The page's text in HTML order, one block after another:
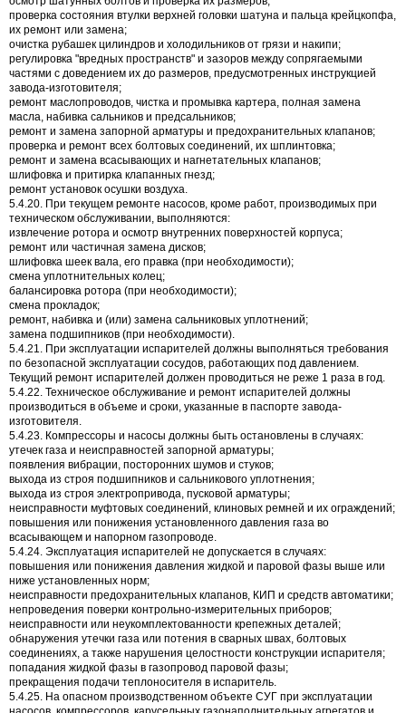
проверка состояния втулки верхней головки шатуна и пальца крейцкопфа,
их ремонт или замена;
очистка рубашек цилиндров и холодильников от грязи и накипи;
регулировка "вредных пространств" и зазоров между сопрягаемыми
частями с доведением их до размеров, предусмотренных инструкцией
завода-изготовителя;
ремонт маслопроводов, чистка и промывка картера, полная замена
масла, набивка сальников и предсальников;
ремонт и замена запорной арматуры и предохранительных клапанов;
проверка и ремонт всех болтовых соединений, их шплинтовка;
ремонт и замена всасывающих и нагнетательных клапанов;
шлифовка и притирка клапанных гнезд;
ремонт установок осушки воздуха.
5.4.20. При текущем ремонте насосов, кроме работ, производимых при
техническом обслуживании, выполняются:
извлечение ротора и осмотр внутренних поверхностей корпуса;
ремонт или частичная замена дисков;
шлифовка шеек вала, его правка (при необходимости);
смена уплотнительных колец;
балансировка ротора (при необходимости);
смена прокладок;
ремонт, набивка и (или) замена сальниковых уплотнений;
замена подшипников (при необходимости).
5.4.21. При эксплуатации испарителей должны выполняться требования
по безопасной эксплуатации сосудов, работающих под давлением.
Текущий ремонт испарителей должен проводиться не реже 1 раза в год.
5.4.22. Техническое обслуживание и ремонт испарителей должны
производиться в объеме и сроки, указанные в паспорте завода-
изготовителя.
5.4.23. Компрессоры и насосы должны быть остановлены в случаях:
утечек газа и неисправностей запорной арматуры;
появления вибрации, посторонних шумов и стуков;
выхода из строя подшипников и сальникового уплотнения;
выхода из строя электропривода, пусковой арматуры;
неисправности муфтовых соединений, клиновых ремней и их ограждений;
повышения или понижения установленного давления газа во
всасывающем и напорном газопроводе.
5.4.24. Эксплуатация испарителей не допускается в случаях:
повышения или понижения давления жидкой и паровой фазы выше или
ниже установленных норм;
неисправности предохранительных клапанов, КИП и средств автоматики;
непроведения поверки контрольно-измерительных приборов;
неисправности или неукомплектованности крепежных деталей;
обнаружения утечки газа или потения в сварных швах, болтовых
соединениях, а также нарушения целостности конструкции испарителя;
попадания жидкой фазы в газопровод паровой фазы;
прекращения подачи теплоносителя в испаритель.
5.4.25. На опасном производственном объекте СУГ при эксплуатации